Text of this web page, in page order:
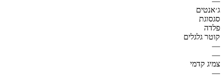
ג׳אנטים
סגסוגת
פלדה
קוטר גלגלים
—
—
צמיג קדמי
—